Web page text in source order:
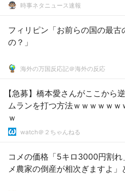
時事ネタニュース速報
フィリピン「お前らの国の最
の？」
海外の万国反応記＠海外の反応
【急募】橋本愛さんがここから
ムランを打つ方法ｗｗｗｗｗｗ
ｗ
watch＠２ちゃんねる
コメの価格「5キロ3000円割
メ農家の倒産が相次ぎますよ」